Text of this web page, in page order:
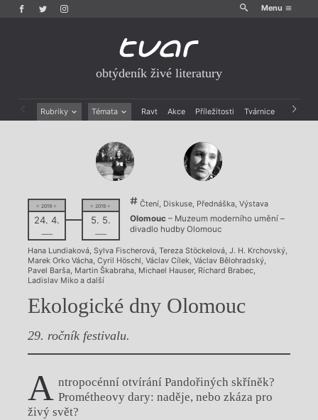
Menu
obtýdeník živé literatury
Rubriky Témata Ravt Akce Příležitosti Tvárnice Archiv
Drobná publicistika
Recenze a reflexe
Rozhovory
Dokument
Výroční ceny
= 2019 =
24. 4.
––––
= 2019 =
5. 5.
––––
Čtení, Diskuse, Přednáška, Výstava
Olomouc– Muzeum moderního umění –
divadlo hudby Olomouc
Hana Lundiaková, Sylva Fischerová, Tereza Stöckelová, J. H. Krchovský,
Marek Orko Vácha, Cyril Höschl, Václav Cílek, Václav Bělohradský,
Pavel Barša, Martin Škabraha, Michael Hauser, Richard Brabec,
Ladislav Mikoa další
Ekologické dny Olomouc
29. ročník festivalu.
A ntropocénní otvírání Pandořiných skříněk?
Prométheovy dary: naděje, nebo zkáza pro
živý svět?